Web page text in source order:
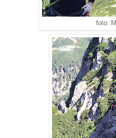
foto: